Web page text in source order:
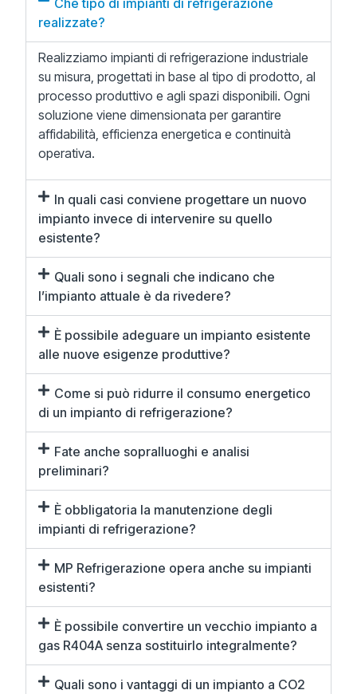
realizzate?
Realizziamo impianti di refrigerazione industriale
su misura, progettati in base al tipo di prodotto, al
processo produttivo e agli spazi disponibili. Ogni
soluzione viene dimensionata per garantire
affidabilità, efficienza energetica e continuità
operativa.
In quali casi conviene progettare un nuovo
impianto invece di intervenire su quello
esistente?
Quali sono i segnali che indicano che
l’impianto attuale è da rivedere?
È possibile adeguare un impianto esistente
alle nuove esigenze produttive?
Come si può ridurre il consumo energetico
di un impianto di refrigerazione?
Fate anche sopralluoghi e analisi
preliminari?
È obbligatoria la manutenzione degli
impianti di refrigerazione?
MP Refrigerazione opera anche su impianti
esistenti?
È possibile convertire un vecchio impianto a
gas R404A senza sostituirlo integralmente?
Quali sono i vantaggi di un impianto a CO2